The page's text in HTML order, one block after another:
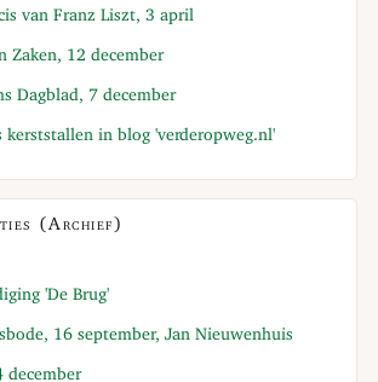
van Franz Liszt, 3 april
Zaken, 12 december
Dagblad, 7 december
kerststallen in blog 'verderopweg.nl'
(Archief)
'De Brug'
16 september, Jan Nieuwenhuis
december